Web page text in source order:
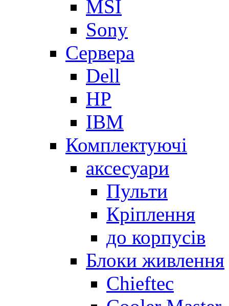
MSI
Sony
Сервера
Dell
HP
IBM
Комплектуючі
аксесуари
Пульти
Кріплення
до корпусів
Блоки живлення
Chieftec